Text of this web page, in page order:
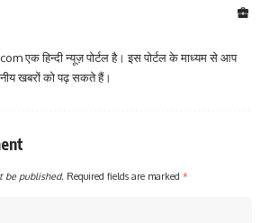
एक हिन्दी न्यूज़ पोर्टल है। इस पोर्टल के माध्यम से आप
खबरों को पढ़ सकते हैं।
be published. Required fields are marked *